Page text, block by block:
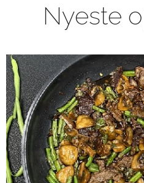
Nyeste